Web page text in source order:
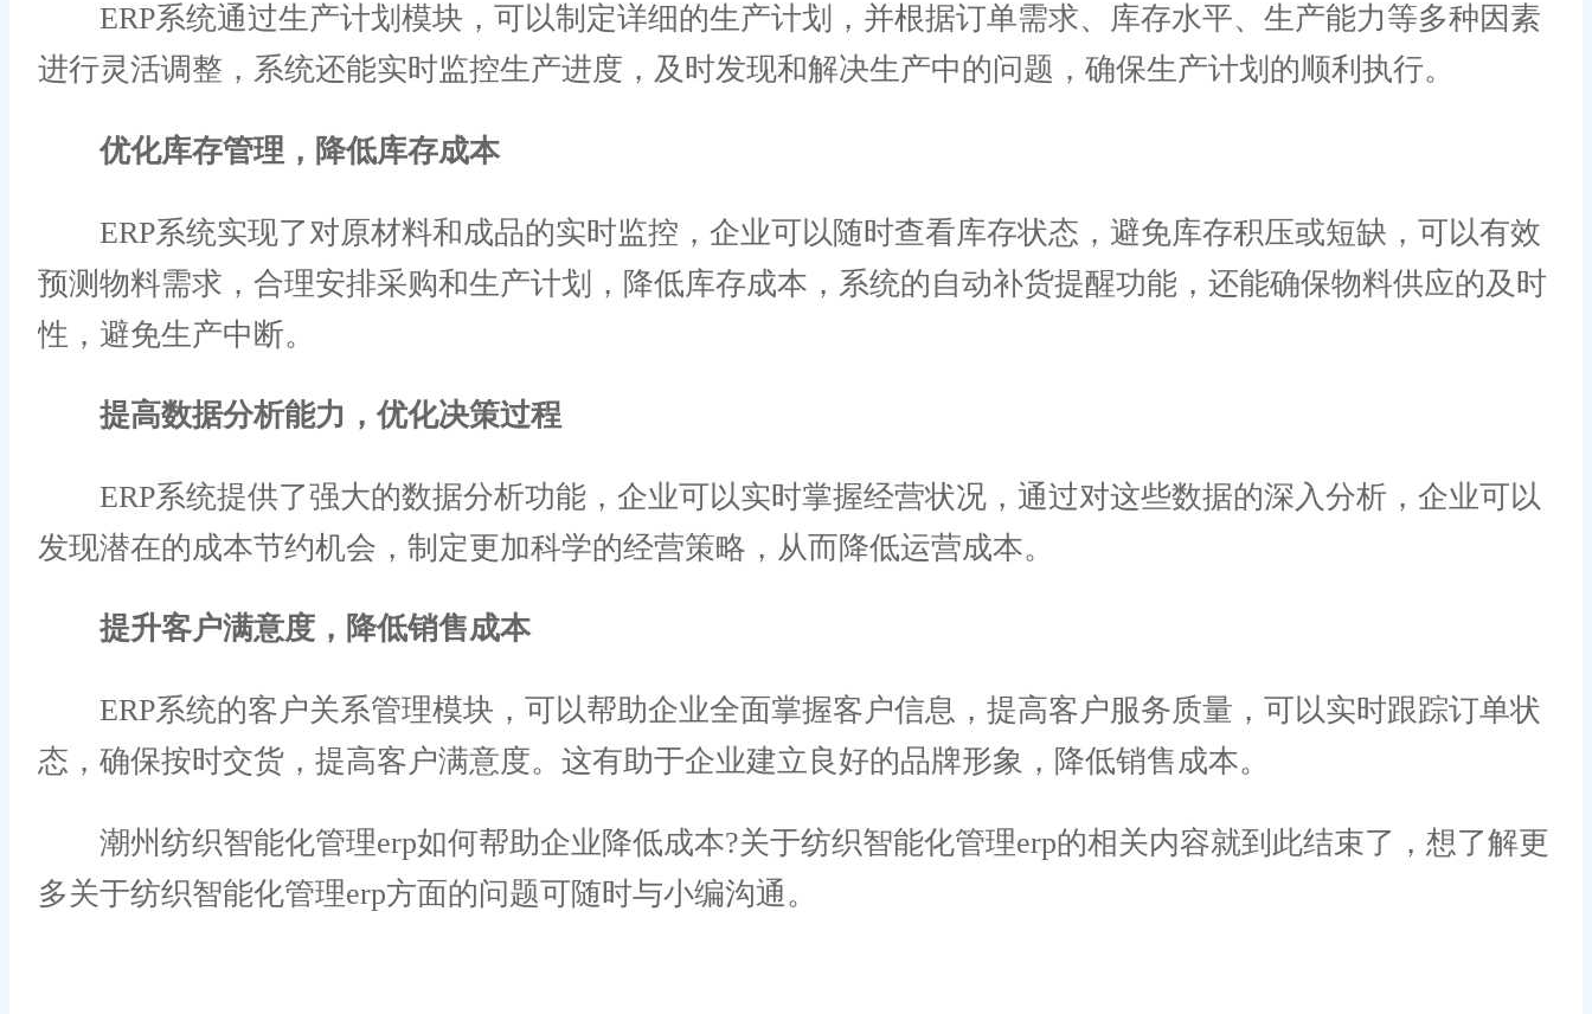
ERP系统通过生产计划模块，可以制定详细的生产计划，并根据订单需求、库存水平、生产能力等多种因素
进行灵活调整，系统还能实时监控生产进度，及时发现和解决生产中的问题，确保生产计划的顺利执行。
优化库存管理，降低库存成本
ERP系统实现了对原材料和成品的实时监控，企业可以随时查看库存状态，避免库存积压或短缺，可以有效
预测物料需求，合理安排采购和生产计划，降低库存成本，系统的自动补货提醒功能，还能确保物料供应的及时
性，避免生产中断。
提高数据分析能力，优化决策过程
ERP系统提供了强大的数据分析功能，企业可以实时掌握经营状况，通过对这些数据的深入分析，企业可以
发现潜在的成本节约机会，制定更加科学的经营策略，从而降低运营成本。
提升客户满意度，降低销售成本
ERP系统的客户关系管理模块，可以帮助企业全面掌握客户信息，提高客户服务质量，可以实时跟踪订单状
态，确保按时交货，提高客户满意度。这有助于企业建立良好的品牌形象，降低销售成本。
潮州纺织智能化管理erp如何帮助企业降低成本?关于纺织智能化管理erp的相关内容就到此结束了，想了解更
多关于纺织智能化管理erp方面的问题可随时与小编沟通。